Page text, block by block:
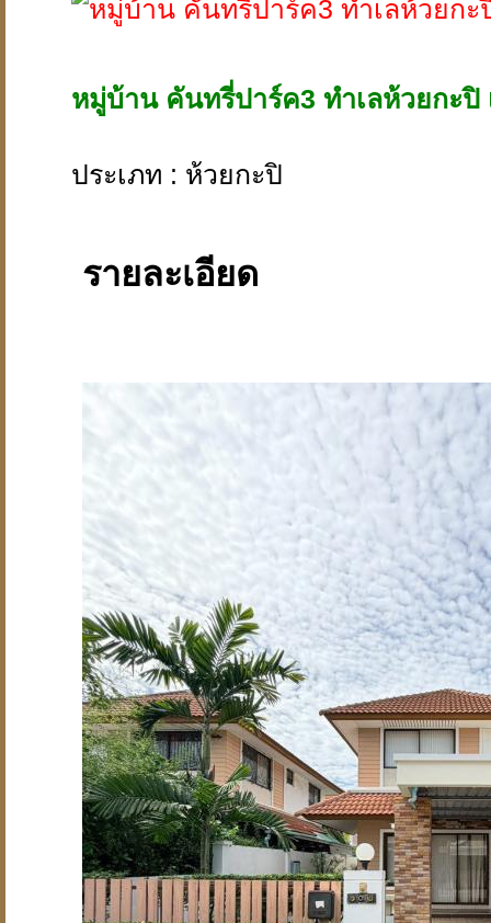
หมู่บ้าน คันทรี่ปาร์ค3 ทำเลห้วยกะปิ
ประเภท : ห้วยกะปิ
รายละเอียด